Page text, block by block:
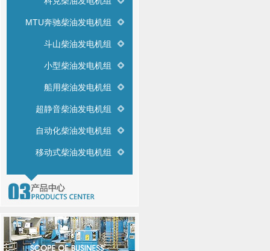
MTU奔驰柴油发电机组
斗山柴油发电机组
小型柴油发电机组
船用柴油发电机组
超静音柴油发电机组
自动化柴油发电机组
移动式柴油发电机组